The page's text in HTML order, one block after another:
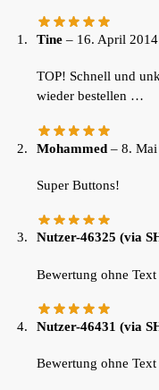
Tine – 16. April 2014
TOP! Schnell und
wieder bestellen …
Mohammed – 8.
Super Buttons!
Nutzer-46325 (via
Bewertung ohne Text
Nutzer-46431 (via
Bewertung ohne Text